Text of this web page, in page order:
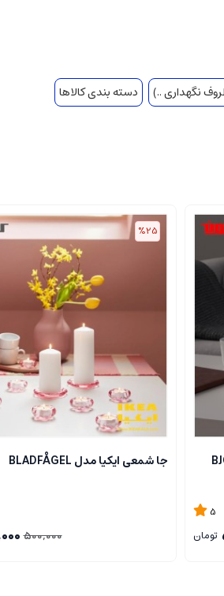
نگهداری ..) دسته بندی کالاها
5
تومان
%25
جا شمعی ایکیا مدل BLADFÅGEL
500,000